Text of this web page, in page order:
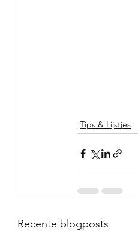
Tips & Lijstjes
Recente blogposts